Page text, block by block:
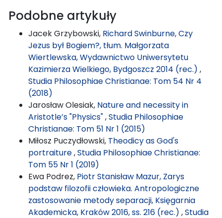
Podobne artykuły
Jacek Grzybowski, Richard Swinburne, Czy
Jezus był Bogiem?, tłum. Małgorzata
Wiertlewska, Wydawnictwo Uniwersytetu
Kazimierza Wielkiego, Bydgoszcz 2014 (rec.) ,
Studia Philosophiae Christianae: Tom 54 Nr 4
(2018)
Jarosław Olesiak, Nature and necessity in
Aristotle’s "Physics",Studia Philosophiae
Christianae: Tom 51 Nr 1 (2015)
Miłosz Puczydłowski, Theodicy as God's
portraiture,Studia Philosophiae Christianae:
Tom 55 Nr 1 (2019)
Ewa Podrez, Piotr Stanisław Mazur, Zarys
podstaw filozofii człowieka. Antropologiczne
zastosowanie metody separacji, Księgarnia
Akademicka, Kraków 2016, ss. 216 (rec.) ,Studia